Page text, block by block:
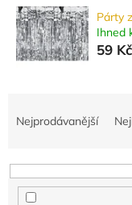
Párty
Ihned
59 Kč
n
Nejprodávanější